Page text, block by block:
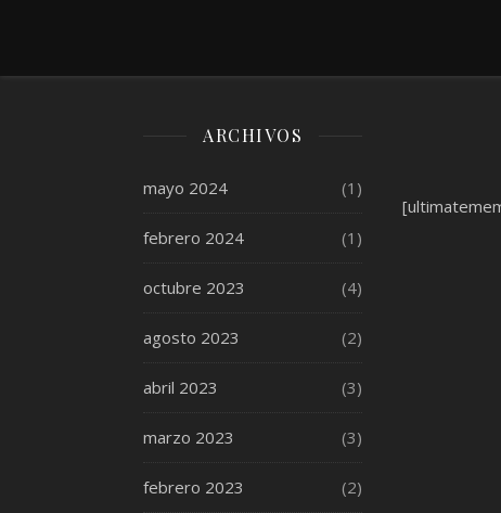
ARCHIVOS
mayo 2024 (1)
febrero 2024 (1)
octubre 2023 (4)
agosto 2023 (2)
abril 2023 (3)
marzo 2023 (3)
febrero 2023 (2)